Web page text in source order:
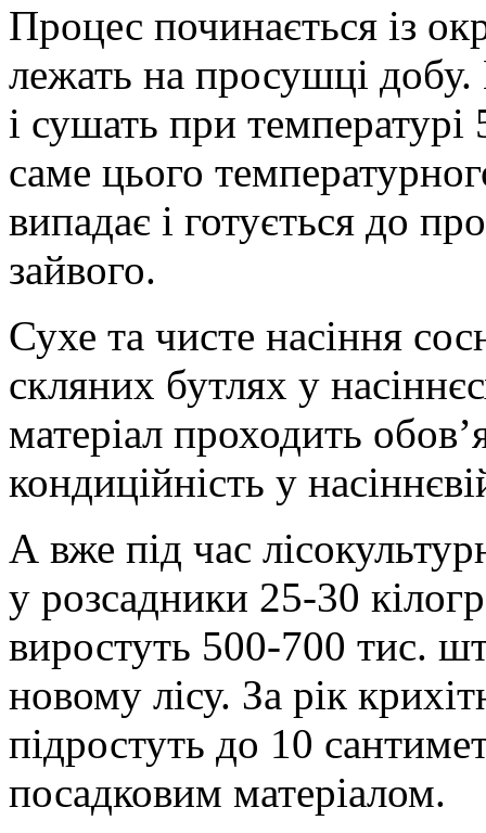
Процес починається із
лежать на просушці
і сушать при
саме цього
випадає і готується до
зайвого.
Сухе та чисте насіння
скляних бутлях у
матеріал проходить
кондиційність у
А вже під час
у розсадники 25-30
виростуть 500-700 тис.
новому лісу. За рік
підростуть до 10
посадковим матеріалом.